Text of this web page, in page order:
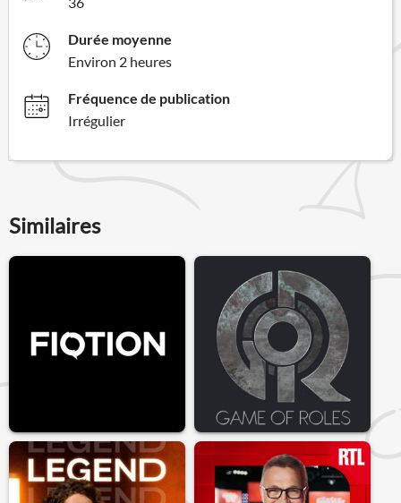
Durée moyenne
Environ 2 heures
Fréquence de publication
Irrégulier
Similaires